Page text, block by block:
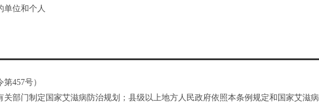
单位和个人
457号）
部门制定国家艾滋病防治规划；县级以上地方人民政府依照本条例规定和国家艾滋病